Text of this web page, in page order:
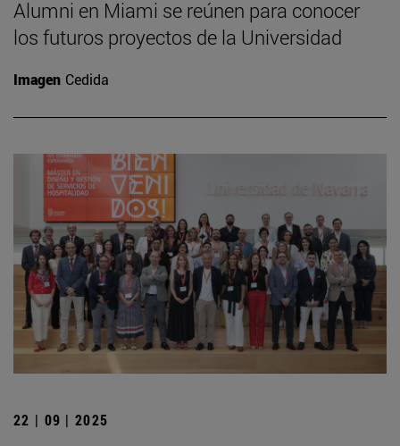
Alumni en Miami se reúnen para conocer
los futuros proyectos de la Universidad
Imagen Cedida
22 | 09 | 2025